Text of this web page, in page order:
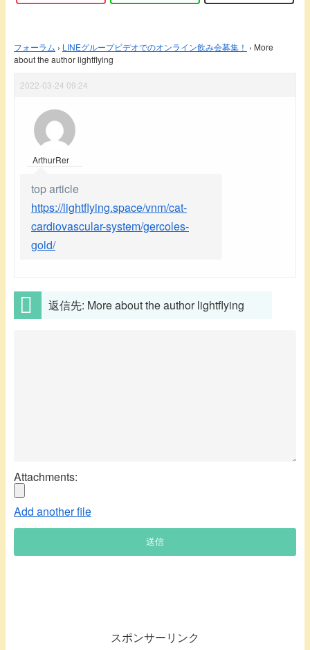
フォーラム › LINEグループビデオでのオンライン飲み会募集！ › More
about the author lightflying
2022-03-24 09:24
ArthurRer
top article
https://lightflying.space/vnm/cat-
cardiovascular-system/gercoles-
gold/
返信先: More about the author lightflying
Attachments:
Add another file
送信
スポンサーリンク